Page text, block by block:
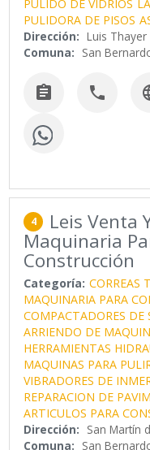
PULIDO DE VIDRIOS
PULIDORA DE PISOS
Dirección: Luis
Comuna: San
 
4 Leis Venta
Maquinaria
Construcción
Categoría: CORREAS
MAQUINARIA PARA
COMPACTADORES DE
ARRIENDO DE
HERRAMIENTAS
MAQUINAS PARA
VIBRADORES DE
REPARACION DE
ARTICULOS PARA
Dirección: San Martín
Comuna: San